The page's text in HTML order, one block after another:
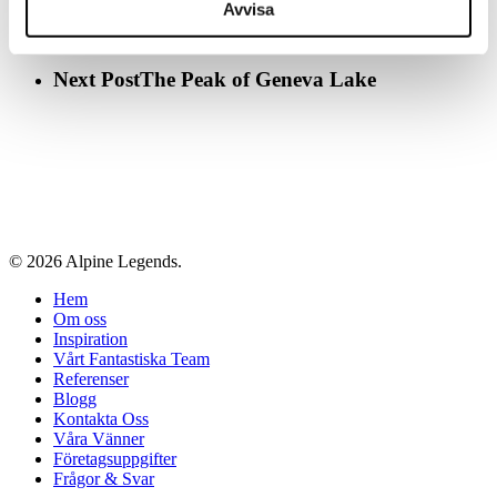
Avvisa
Next PostThe Peak of Geneva Lake
© 2026 Alpine Legends.
Close
Menu
Hem
Om oss
Inspiration
Vårt Fantastiska Team
Referenser
Blogg
Kontakta Oss
Våra Vänner
Företagsuppgifter
Frågor & Svar